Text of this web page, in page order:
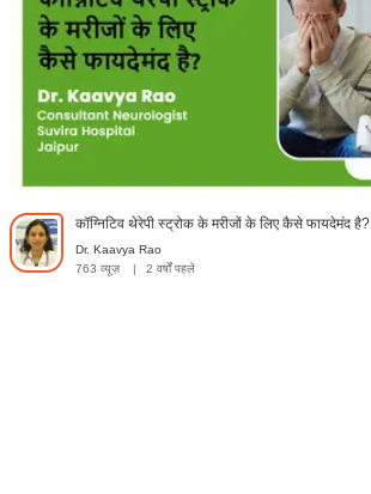
कॉग्निटिव थेरेपी स्ट्रोक के मरीजों के लिए कैसे फायदेमंद है?
Dr. Kaavya Rao
763 व्यूज़
2 वर्षों पहले